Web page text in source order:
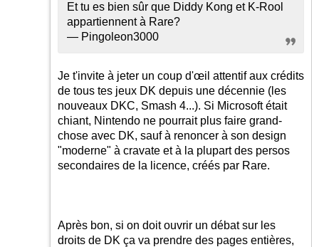
Et tu es bien sûr que Diddy Kong et K-Rool
appartiennent à Rare?
— Pingoleon3000
Je t'invite à jeter un coup d'œil attentif aux crédits
de tous tes jeux DK depuis une décennie (les
nouveaux DKC, Smash 4...). Si Microsoft était
chiant, Nintendo ne pourrait plus faire grand-
chose avec DK, sauf à renoncer à son design
"moderne" à cravate et à la plupart des persos
secondaires de la licence, créés par Rare.
Après bon, si on doit ouvrir un débat sur les
droits de DK ça va prendre des pages entières,